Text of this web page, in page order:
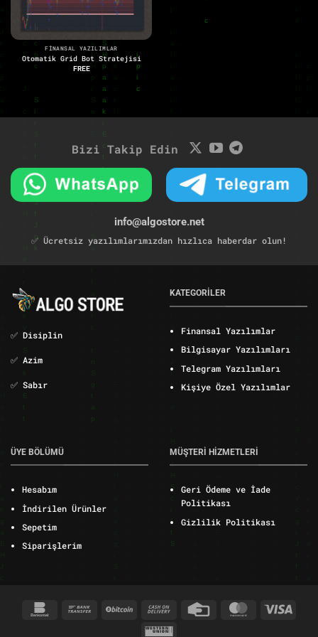
FINANSAL YAZILIMLAR
Otomatik Grid Bot Stratejisi
FREE
Bizi Takip Edin
info@algostore.net
✅ Ücretsiz yazılımlarımızdan hızlıca haberdar olun!
✅ Disiplin
✅ Azim
✅ Sabır
KATEGORİLER
Finansal Yazılımlar
Bilgisayar Yazılımları
Telegram Yazılımları
Kişiye Özel Yazılımlar
ÜYE BÖLÜMÜ
Hesabım
İndirilen Ürünler
Sepetim
Siparişlerim
MÜŞTERİ HİZMETLERİ
Geri Ödeme ve İade
Politikası
Gizlilik Politikası
Bankomat
Bank
BitCoin
Cash
Credit
Card
MasterCard
Western